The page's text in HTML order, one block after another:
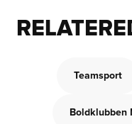
Teamsport
Boldklubben